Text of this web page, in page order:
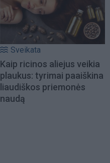
Sveikata
Kaip ricinos aliejus veikia
plaukus: tyrimai paaiškina
liaudiškos priemonės
naudą